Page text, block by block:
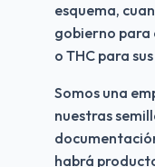
esquema,
gobierno para
o THC para
Somos una
nuestras
habrá